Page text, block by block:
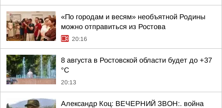
«По городам и весям» необъятной Родины
можно отправиться из Ростова
20:16
8 августа в Ростовской области будет до +37
°C
20:13
Александр Коц: ВЕЧЕРНИЙ ЗВОН:. война